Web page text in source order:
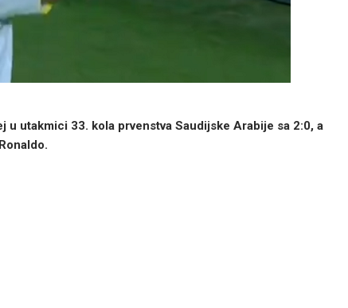
utakmici 33. kola prvenstva Saudijske Arabije sa 2:0, a